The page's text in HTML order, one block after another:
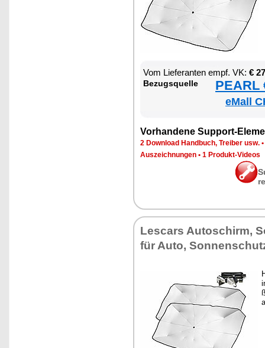
Vom Lie­fe­ran­ten empf. VK: €
Be­zugs­quel­le PEARL
eMall
Vor­han­de­ne Sup­port-
2 Down­load Hand­buch, Trei­ber usw. •
Aus­zeich­nun­gen • 1 Pro­dukt-Vi­de­os
Les­cars Au­to­schirm,
für Au­to,